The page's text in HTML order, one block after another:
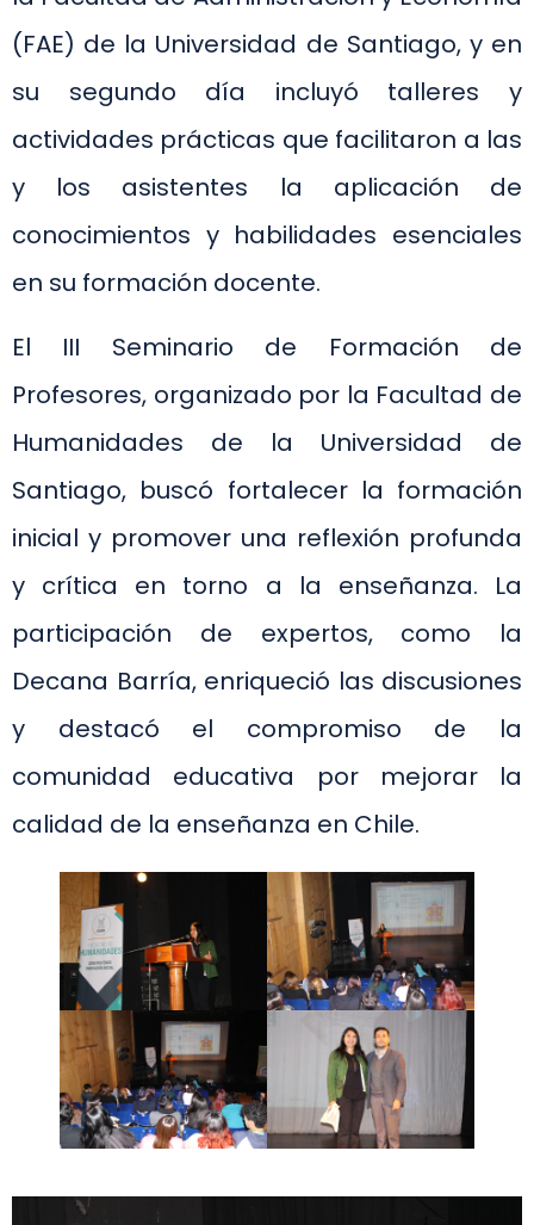
(FAE) de la Universidad de Santiago, y en
su segundo día incluyó talleres y
actividades prácticas que facilitaron a las
y los asistentes la aplicación de
conocimientos y habilidades esenciales
en su formación docente.
El III Seminario de Formación de
Profesores, organizado por la Facultad de
Humanidades de la Universidad de
Santiago, buscó fortalecer la formación
inicial y promover una reflexión profunda
y crítica en torno a la enseñanza. La
participación de expertos, como la
Decana Barría, enriqueció las discusiones
y destacó el compromiso de la
comunidad educativa por mejorar la
calidad de la enseñanza en Chile.